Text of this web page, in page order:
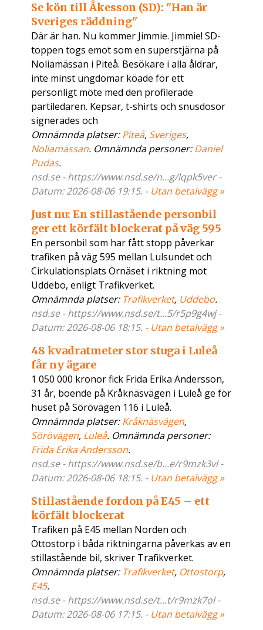
Se kön till Åkesson (SD): "Han är
Sveriges räddning"
Där är han. Nu kommer Jimmie. Jimmie! SD-
toppen togs emot som en superstjärna på
Noliamässan i Piteå. Besökare i alla åldrar,
inte minst ungdomar köade för ett
personligt möte med den profilerade
partiledaren. Kepsar, t-shirts och snusdosor
signerades och
Omnämnda platser:Piteå, Sveriges,
Noliamässan. Omnämnda personer:Daniel
Pudas.
nsd.se - https://www.nsd.se/n...g/lqpk5ver -
Datum: 2026-08-06 19:15. - Utan betalvägg »
Just nu: En stillastående personbil
ger ett körfält blockerat på väg 595
En personbil som har fått stopp påverkar
trafiken på väg 595 mellan Lulsundet och
Cirkulationsplats Örnäset i riktning mot
Uddebo, enligt Trafikverket.
Omnämnda platser: Trafikverket, Uddebo.
nsd.se - https://www.nsd.se/t...5/r5p9g4wj -
Datum: 2026-08-06 18:15. - Utan betalvägg »
48 kvadratmeter stor stuga i Luleå
får ny ägare
1 050 000 kronor fick Frida Erika Andersson,
31 år, boende på Kråknäsvägen i Luleå ge för
huset på Sörövägen 116 i Luleå.
Omnämnda platser:Kråknäsvägen,
Sörövägen, Luleå. Omnämnda personer:
Frida Erika Andersson.
nsd.se - https://www.nsd.se/b...e/r9mzk3vl -
Datum: 2026-08-06 18:15. - Utan betalvägg »
Stillastående fordon på E45 – ett
körfält blockerat
Trafiken på E45 mellan Norden och
Ottostorp i båda riktningarna påverkas av en
stillastående bil, skriver Trafikverket.
Omnämnda platser: Trafikverket, Ottostorp,
E45.
nsd.se - https://www.nsd.se/t...t/r9mzk7ol -
Datum: 2026-08-06 17:15. - Utan betalvägg »